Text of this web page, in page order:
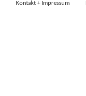
Kontakt + Impressum